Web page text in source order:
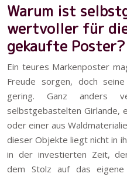
Warum ist
wertvoller für
gekaufte Poster?
Ein teures Markenposter
Freude sorgen, doch
gering. Ganz anders
selbstgebastelten Girlande,
oder einer aus
dieser Objekte liegt nicht in
in der investierten Zeit,
dem Stolz auf das eigene